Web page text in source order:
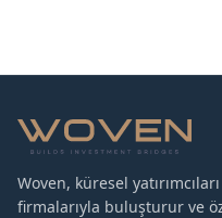
Woven, küresel
firmalarıyla buluşturur ve